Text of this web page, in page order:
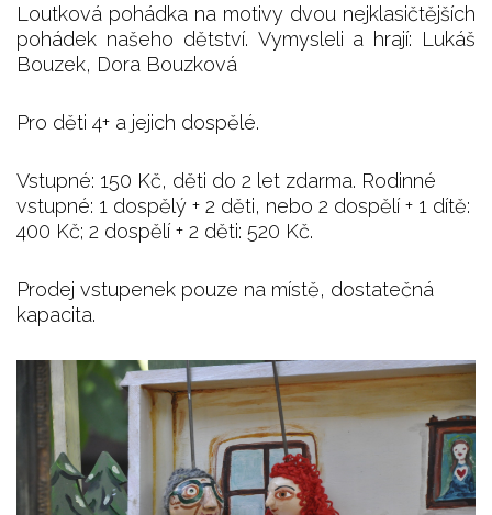
Loutková pohádka na motivy dvou nejklasičtějších
pohádek našeho dětství. Vymysleli a hrají: Lukáš
Bouzek, Dora Bouzková
Pro děti 4+ a jejich dospělé.
Vstupné: 150 Kč, děti do 2 let zdarma. Rodinné
vstupné: 1 dospělý + 2 děti, nebo 2 dospělí + 1 dítě:
400 Kč; 2 dospělí + 2 děti: 520 Kč.
Prodej vstupenek pouze na místě, dostatečná
kapacita.